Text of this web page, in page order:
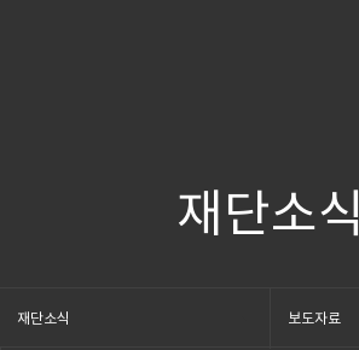
재단소식
재단소식 보도자료